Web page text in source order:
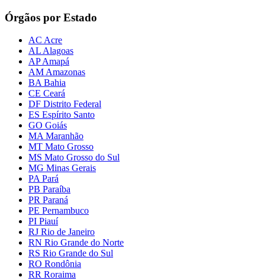
Órgãos por Estado
AC Acre
AL Alagoas
AP Amapá
AM Amazonas
BA Bahia
CE Ceará
DF Distrito Federal
ES Espírito Santo
GO Goiás
MA Maranhão
MT Mato Grosso
MS Mato Grosso do Sul
MG Minas Gerais
PA Pará
PB Paraíba
PR Paraná
PE Pernambuco
PI Piauí
RJ Rio de Janeiro
RN Rio Grande do Norte
RS Rio Grande do Sul
RO Rondônia
RR Roraima